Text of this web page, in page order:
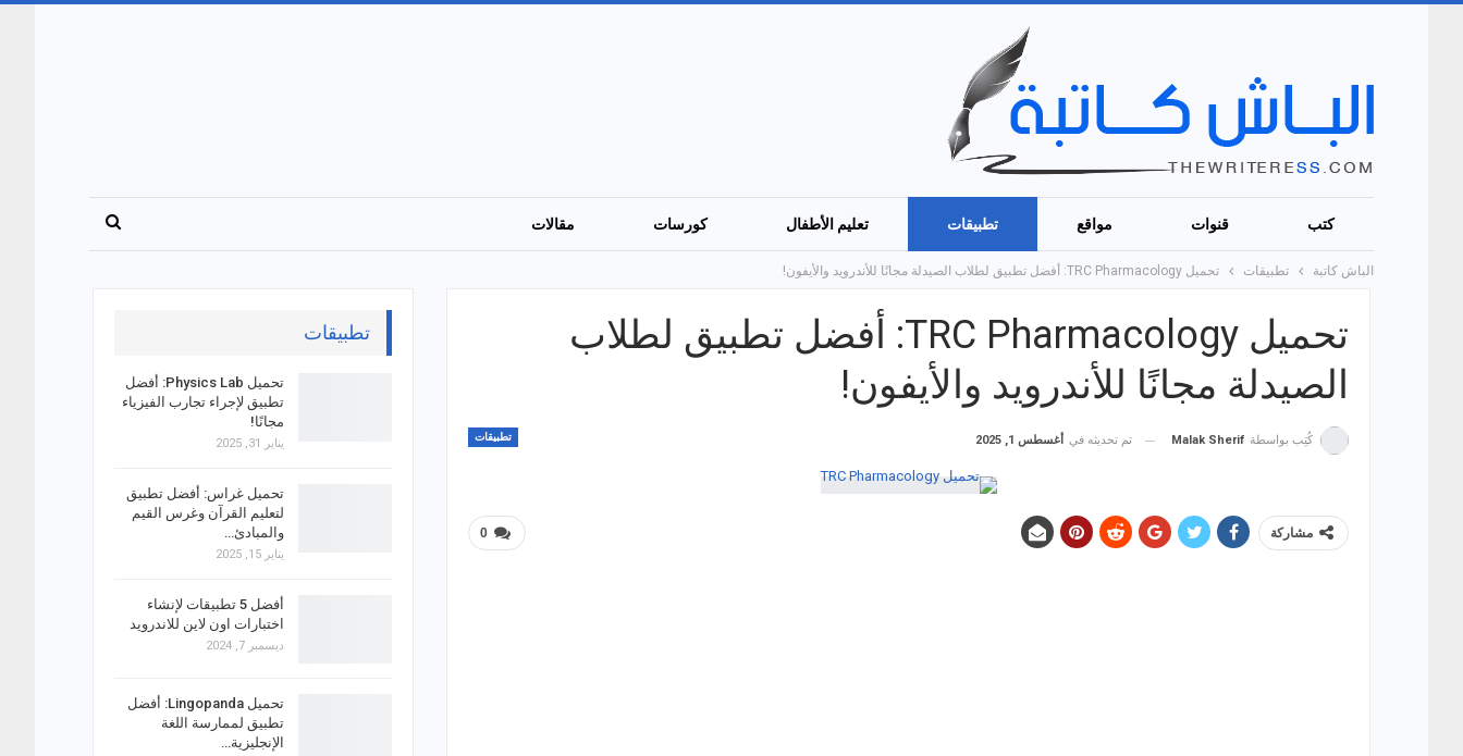
كتب قنوات مواقع تطبيقات تعليم الأطفال كورسات مقالات
الباش كاتبة تطبيقات تحميل TRC Pharmacology: أفضل تطبيق لطلاب الصيدلة مجانًا للأندرويد والأيفون!
تحميل TRC Pharmacology: أفضل تطبيق لطلاب
الصيدلة مجانًا للأندرويد والأيفون!
تطبيقات كُتِب بواسطة Malak Sherif تم تحديثه في أغسطس 1, 2025
0 مشاركة
تطبيقات
تحميل Physics Lab: أفضل
تطبيق لإجراء تجارب الفيزياء
مجانًا!
يناير 31, 2025
تحميل غراس: أفضل تطبيق
لتعليم القرآن وغرس القيم
والمبادئ…
يناير 15, 2025
أفضل 5 تطبيقات لإنشاء
اختبارات اون لاين للاندرويد
ديسمبر 7, 2024
تحميل Lingopanda: أفضل
تطبيق لممارسة اللغة
الإنجليزية…